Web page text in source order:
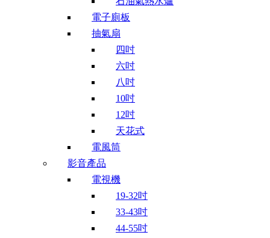
電子廁板
抽氣扇
四吋
六吋
八吋
10吋
12吋
天花式
電風筒
影音產品
電視機
19-32吋
33-43吋
44-55吋